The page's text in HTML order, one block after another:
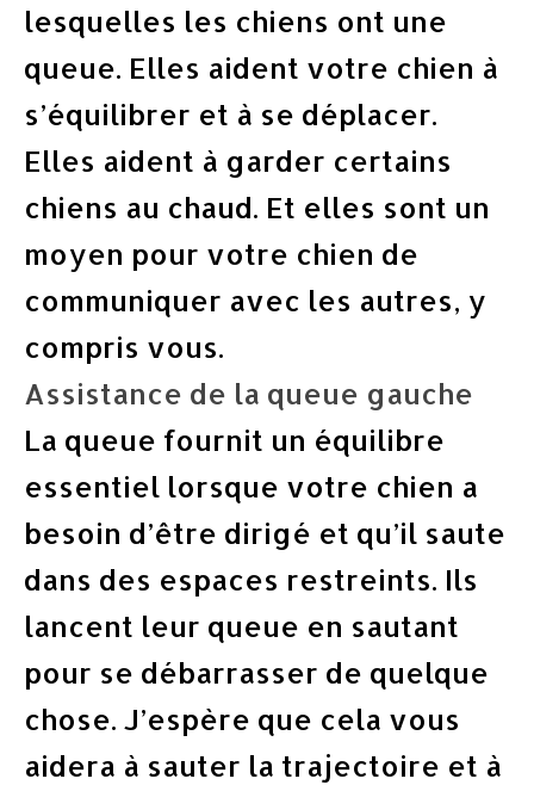
lesquelles les chiens ont une
queue. Elles aident votre chien à
s’équilibrer et à se déplacer.
Elles aident à garder certains
chiens au chaud. Et elles sont un
moyen pour votre chien de
communiquer avec les autres, y
compris vous.
Assistance de la queue gauche
La queue fournit un équilibre
essentiel lorsque votre chien a
besoin d’être dirigé et qu’il saute
dans des espaces restreints. Ils
lancent leur queue en sautant
pour se débarrasser de quelque
chose. J’espère que cela vous
aidera à sauter la trajectoire et à